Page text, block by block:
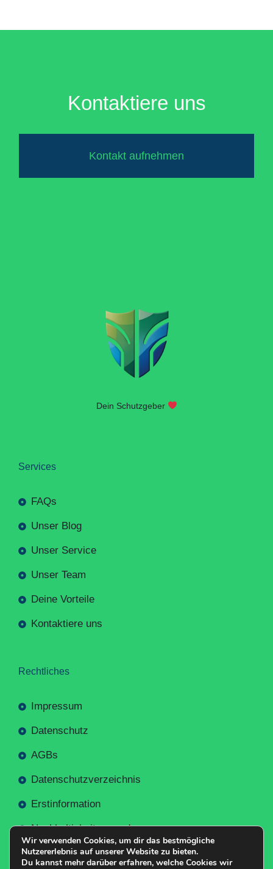
Kontaktiere uns
Kontakt aufnehmen
Dein Schutzgeber
Services
FAQs
Unser Blog
Unser Service
Unser Team
Deine Vorteile
Kontaktiere uns
Rechtliches
Impressum
Datenschutz
AGBs
Datenschutzverzeichnis
Erstinformation
Nachhaltigkeitsverordnung
Wir verwenden Cookies, um dir das bestmögliche
Nutzererlebnis auf unserer Website zu bieten.
Du kannst mehr darüber erfahren, welche Cookies wir